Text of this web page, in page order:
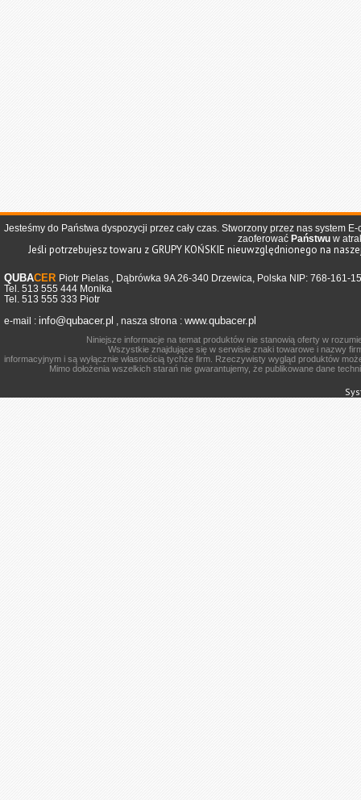
Jesteśmy do Państwa dyspozycji przez cały czas. Stworzony przez nas system
zaoferować Państwuw
Jeśli potrzebujesz towaru z GRUPY KOŃSKIE nieuwzględnionego na
QUBACER Piotr Pielas , Dąbrówka 9A 26-340 Drzewica, Polska NIP: 768-161-
Tel. 513 555 444 Monika
Tel. 513 555 333 Piotr
e-mail : info@qubacer.pl , nasza strona : www.qubacer.pl
Niniejsze informacje na temat produktów nie stanowią oferty w
Wszystkie znajdujące się w serwisie znaki towarowe i nazwy
informacyjnym i są wyłącznie własnością tychże firm. Rzeczywisty wygląd produktów
Mimo dołożenia wszelkich starań nie gwarantujemy, że publikowane dane